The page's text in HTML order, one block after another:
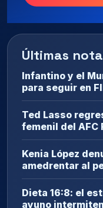
Últimas
Infantino y el
para seguir en
Ted Lasso
femenil del AFC
Kenia López
amedrentar al
Dieta 16:8: el
ayuno